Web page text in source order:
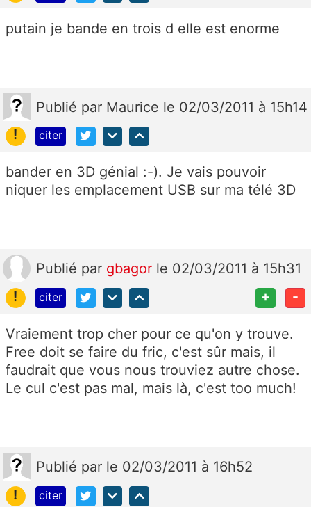
putain je bande en trois d elle est enorme
Publié par Maurice le 02/03/2011 à 15h14
!
citer
bander en 3D génial :-). Je vais pouvoir
niquer les emplacement USB sur ma télé 3D
Publié par gbagor le 02/03/2011 à 15h31
!
citer + -
Vraiement trop cher pour ce qu'on y trouve.
Free doit se faire du fric, c'est sûr mais, il
faudrait que vous nous trouviez autre chose.
Le cul c'est pas mal, mais là, c'est too much!
Publié par le 02/03/2011 à 16h52
!
citer